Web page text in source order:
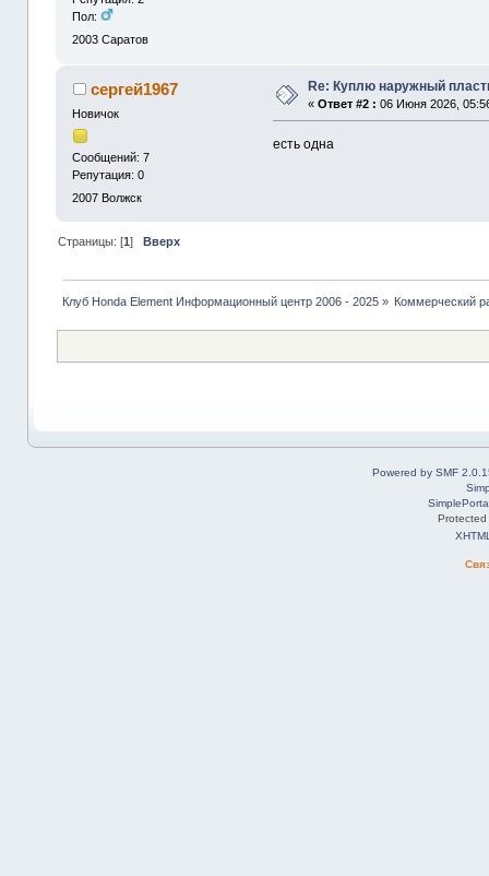
Пол:
2003 Саратов
сергей1967
Новичок
Сообщений: 7
Репутация: 0
2007 Волжск
Re: Куплю наружный
«Ответ #2 : 06 Июня 2026,
есть одна
Страницы: [1 ] Вверх
Клуб Honda Element Информационный центр 2006 - 2025» Коммерческий
Powered by SMF